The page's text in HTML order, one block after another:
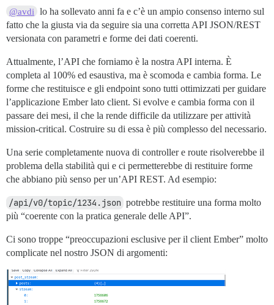
@avdi
lo ha sollevato anni fa e c’è un ampio consenso interno sul
fatto che la giusta via da seguire sia una corretta API JSON/REST
versionata con parametri e forme dei dati coerenti.
Attualmente, l’API che forniamo è la nostra API interna. È
completa al 100% ed esaustiva, ma è scomoda e cambia forma. Le
forme che restituisce e gli endpoint sono tutti ottimizzati per guidare
l’applicazione Ember lato client. Si evolve e cambia forma con il
passare dei mesi, il che la rende difficile da utilizzare per attività
mission-critical. Costruire su di essa è più complesso del necessario.
Una serie completamente nuova di controller e route risolverebbe il
problema della stabilità qui e ci permetterebbe di restituire forme
che abbiano più senso per un’API REST. Ad esempio:
/api/v0/topic/1234.json potrebbe restituire una forma molto
più “coerente con la pratica generale delle API”.
Ci sono troppe “preoccupazioni esclusive per il client Ember” molto
complicate nel nostro JSON di argomenti: